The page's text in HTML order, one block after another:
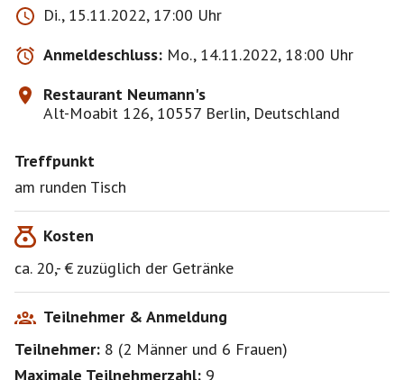
Di., 15.11.2022, 17:00 Uhr
Anmeldeschluss: Mo., 14.11.2022, 18:00 Uhr
Restaurant Neumann's
Alt-Moabit 126, 10557 Berlin, Deutschland
Treffpunkt
am runden Tisch
Kosten
ca. 20,- € zuzüglich der Getränke
Teilnehmer & Anmeldung
Teilnehmer: 8 (2 Männer und 6 Frauen)
Maximale Teilnehmerzahl: 9